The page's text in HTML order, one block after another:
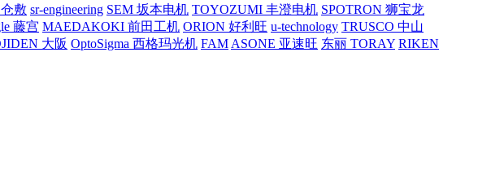
敷 sr-engineering SEM 坂本电机 TOYOZUMI 丰澄电机 SPOTRON 狮宝龙
藤宫 MAEDAKOKI 前田工机 ORION 好利旺 u-technology TRUSCO 中山
大阪 OptoSigma 西格玛光机 FAM ASONE 亚速旺 东丽 TORAY RIKEN